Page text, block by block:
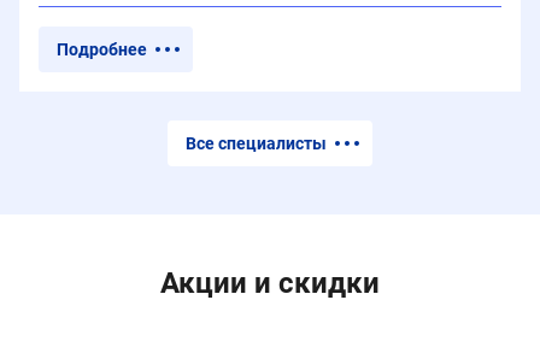
Подробнее
Все специалисты
Акции и скидки